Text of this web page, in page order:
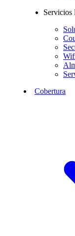
Servicios
Cobertura